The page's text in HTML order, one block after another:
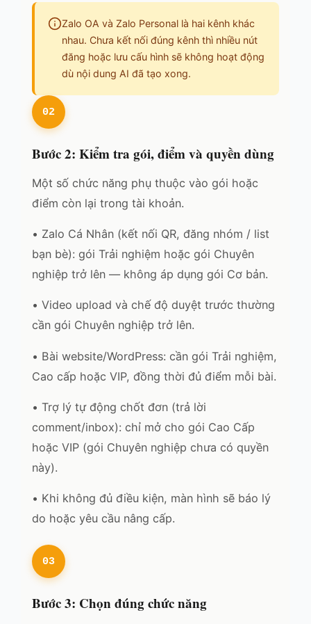
Zalo OA và Zalo Personal là hai kênh khác
nhau. Chưa kết nối đúng kênh thì nhiều nút
đăng hoặc lưu cấu hình sẽ không hoạt động
dù nội dung AI đã tạo xong.
02
Bước 2: Kiểm tra gói, điểm và quyền dùng
Một số chức năng phụ thuộc vào gói hoặc
điểm còn lại trong tài khoản.
• Zalo Cá Nhân (kết nối QR, đăng nhóm / list
bạn bè): gói Trải nghiệm hoặc gói Chuyên
nghiệp trở lên — không áp dụng gói Cơ bản.
• Video upload và chế độ duyệt trước thường
cần gói Chuyên nghiệp trở lên.
• Bài website/WordPress: cần gói Trải nghiệm,
Cao cấp hoặc VIP, đồng thời đủ điểm mỗi bài.
• Trợ lý tự động chốt đơn (trả lời
comment/inbox): chỉ mở cho gói Cao Cấp
hoặc VIP (gói Chuyên nghiệp chưa có quyền
này).
• Khi không đủ điều kiện, màn hình sẽ báo lý
do hoặc yêu cầu nâng cấp.
03
Bước 3: Chọn đúng chức năng